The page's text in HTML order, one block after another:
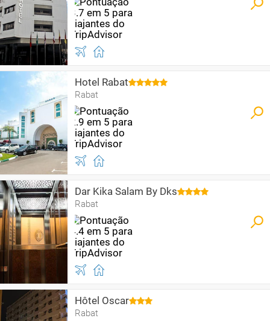
Hotel Rabat
Rabat
Dar Kika Salam By Dks
Rabat
Hôtel Oscar
Rabat